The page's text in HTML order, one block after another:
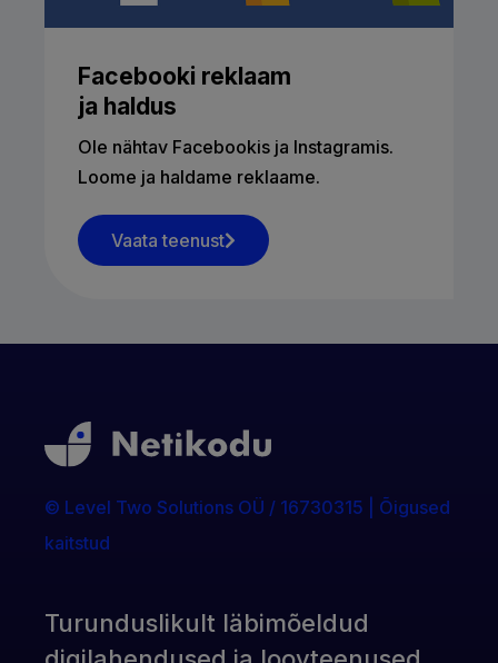
Facebooki reklaam
ja haldus
Ole nähtav Facebookis ja Instagramis.
Loome ja haldame reklaame.
Vaata teenust
© Level Two Solutions OÜ / 16730315 | Õigused
kaitstud
Turunduslikult läbimõeldud